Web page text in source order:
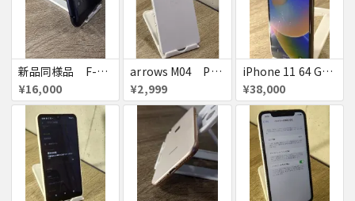
新品同様品 F-42A SIMフリー スマホ
¥16,000
arrows M04 Premium SIMフリー スマホ
¥2,999
iPhone 11 64 GB SIMロック解除済み スマホ
¥38,000